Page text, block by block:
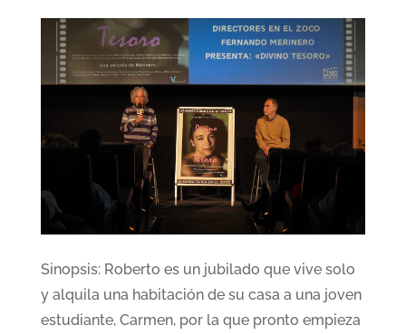
Sinopsis: Roberto es un jubilado que vive solo
y alquila una habitación de su casa a una joven
estudiante, Carmen, por la que pronto empieza